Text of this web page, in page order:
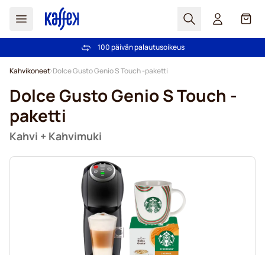
Haku Kori
Ilmainen toimitus yli 49,00€ tilauksille
100 päivän palautusoikeus
Kahvikoneet Dolce Gusto Genio S Touch -paketti
Dolce Gusto Genio S Touch -
paketti
Kahvi + Kahvimuki